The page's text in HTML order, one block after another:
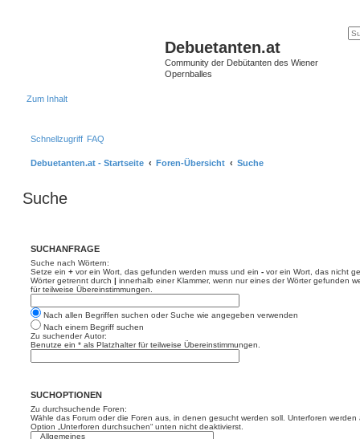
Debuetanten.at
Community der Debütanten des Wiener
Opernballes
Zum Inhalt
Schnellzugriff FAQ
Debuetanten.at - Startseite Foren-Übersicht Suche
Suche
SUCHANFRAGE
Suche nach Wörtern:
Setze ein + vor ein Wort, das gefunden werden muss und ein - vor ein Wort, das nicht
Wörter getrennt durch | innerhalb einer Klammer, wenn nur eines der Wörter gefunden
für teilweise Übereinstimmungen.
Nach allen Begriffen suchen oder Suche wie angegeben verwenden
Nach einem Begriff suchen
Zu suchender Autor:
Benutze ein * als Platzhalter für teilweise Übereinstimmungen.
SUCHOPTIONEN
Zu durchsuchende Foren:
Wähle das Forum oder die Foren aus, in denen gesucht werden soll. Unterforen
Option „Unterforen durchsuchen“ unten nicht deaktivierst.